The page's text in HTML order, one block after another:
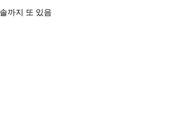
까지 또 있음